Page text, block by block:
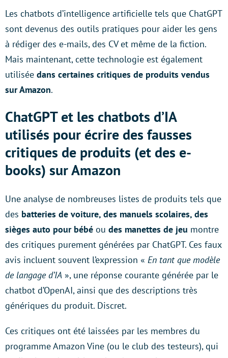
Les chatbots d’intelligence artificielle tels que ChatGPT
sont devenus des outils pratiques pour aider les gens
à rédiger des e-mails, des CV et même de la fiction.
Mais maintenant, cette technologie est également
utilisée dans certaines critiques de produits vendus
sur Amazon.
ChatGPT et les chatbots d’IA
utilisés pour écrire des fausses
critiques de produits (et des e-
books) sur Amazon
Une analyse de nombreuses listes de produits tels que
des batteries de voiture, des manuels scolaires, des
sièges auto pour bébé ou des manettes de jeu montre
des critiques purement générées par ChatGPT. Ces faux
avis incluent souvent l’expression « En tant que modèle
de langage d’IA », une réponse courante générée par le
chatbot d’OpenAI, ainsi que des descriptions très
génériques du produit. Discret.
Ces critiques ont été laissées par les membres du
programme Amazon Vine (ou le club des testeurs), qui